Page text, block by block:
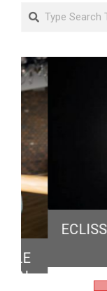
Search
ECLISSE